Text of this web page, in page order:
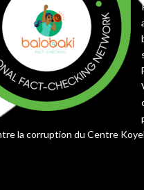
la corruption du Centre